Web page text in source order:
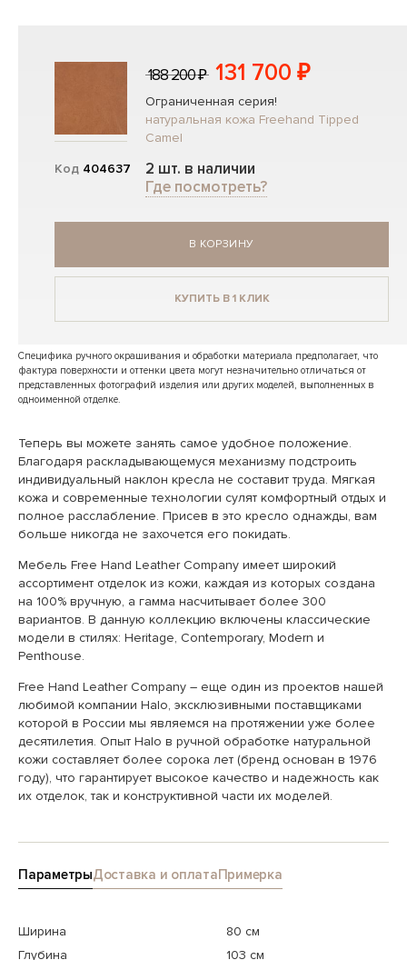
Код 404637
188 200 ₽ 131 700 ₽
Ограниченная серия!
натуральная кожа Freehand Tipped
Camel
2 шт. в наличии
Где посмотреть?
В КОРЗИНУ
КУПИТЬ В 1 КЛИК
Специфика ручного окрашивания и обработки материала предполагает, что
фактура поверхности и оттенки цвета могут незначительно отличаться от
представленных фотографий изделия или других моделей, выполненных в
одноименной отделке.
Теперь вы можете занять самое удобное положение.
Благодаря раскладывающемуся механизму подстроить
индивидуальный наклон кресла не составит труда. Мягкая
кожа и современные технологии сулят комфортный отдых и
полное расслабление. Присев в это кресло однажды, вам
больше никогда не захочется его покидать.
Мебель Free Hand Leather Company имеет широкий
ассортимент отделок из кожи, каждая из которых создана
на 100% вручную, а гамма насчитывает более 300
вариантов. В данную коллекцию включены классические
модели в стилях: Heritage, Contemporary, Modern и
Penthouse.
Free Hand Leather Company – еще один из проектов нашей
любимой компании Halo, эксклюзивными поставщиками
которой в России мы являемся на протяжении уже более
десятилетия. Опыт Halo в ручной обработке натуральной
кожи составляет более сорока лет (бренд основан в 1976
году), что гарантирует высокое качество и надежность как
их отделок, так и конструктивной части их моделей.
ПараметрыДоставка и оплатаПримерка
Ширина
80 см
Глубина
103 см